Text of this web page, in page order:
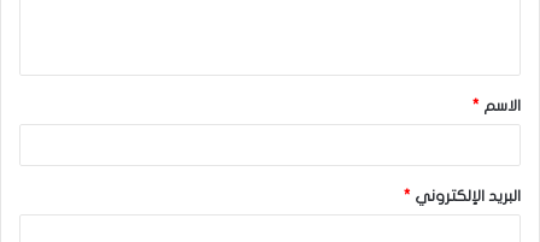
ق
*
الاسم *
البريد الإلكتروني *